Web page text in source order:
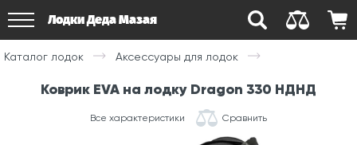
Лодки Деда Мазая
Каталог лодок Аксессуары для лодок
Коврик EVA на лодку Dragon 330 НДНД
Все характеристики Сравнить